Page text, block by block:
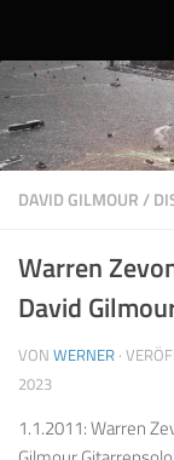
DAVID GILMOUR/
Warren
David
VON WERNER ·
2023
1.1.2011: Warren